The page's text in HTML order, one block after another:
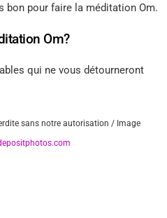
bon pour faire la méditation Om.
Om?
qui ne vous détourneront
sans notre autorisation / Image